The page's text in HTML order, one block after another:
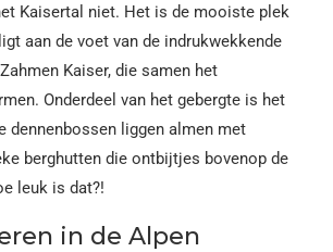
Kaisertal niet. Het is de mooiste plek
aan de voet van de indrukwekkende
Kaiser, die samen het
Onderdeel van het gebergte is het
dennenbossen liggen almen met
berghutten die ontbijtjes bovenop de
leuk is dat?!
in de Alpen